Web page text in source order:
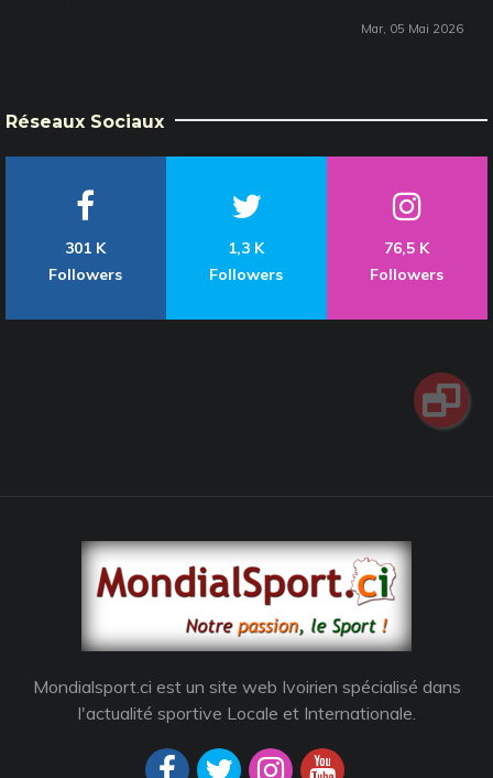
Mar, 05 Mai 2026
Réseaux Sociaux
301 K
Followers
1,3 K
Followers
76,5 K
Followers
Mondialsport.ci est un site web Ivoirien spécialisé dans
l'actualité sportive Locale et Internationale.